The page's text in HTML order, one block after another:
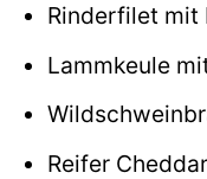
Rinderfilet mit
Lammkeule
Reifer